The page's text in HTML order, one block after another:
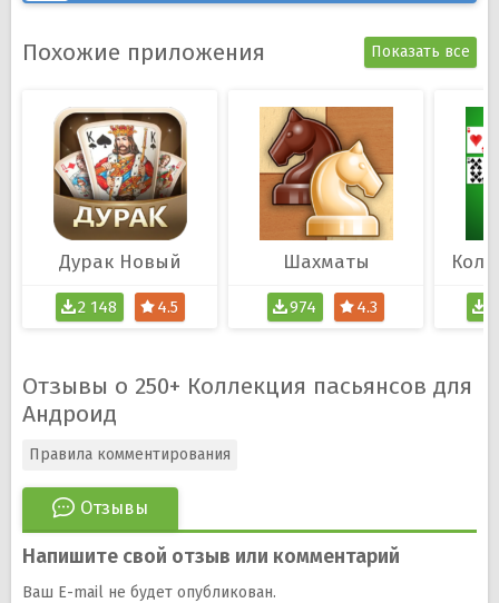
Похожие приложения Показать все
Дурак Новый
2 148 4.5
Шахматы
974 4.3
Отзывы о 250+ Коллекция пасьянсов для
Андроид
Отзывы
Правила комментирования
Напишите свой отзыв или комментарий
Ваш E-mail не будет опубликован.